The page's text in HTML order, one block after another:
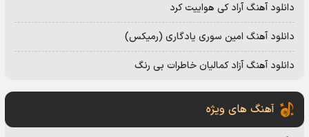
دانلود آهنگ آراد کی هواییت کرد
دانلود آهنگ امین سوری یادگاری (رمیکس)
دانلود آهنگ آزاد کمالیان خاطرات بی رنگ
آهنگ های ویژه